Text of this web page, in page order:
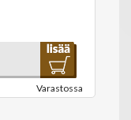
Varastossa